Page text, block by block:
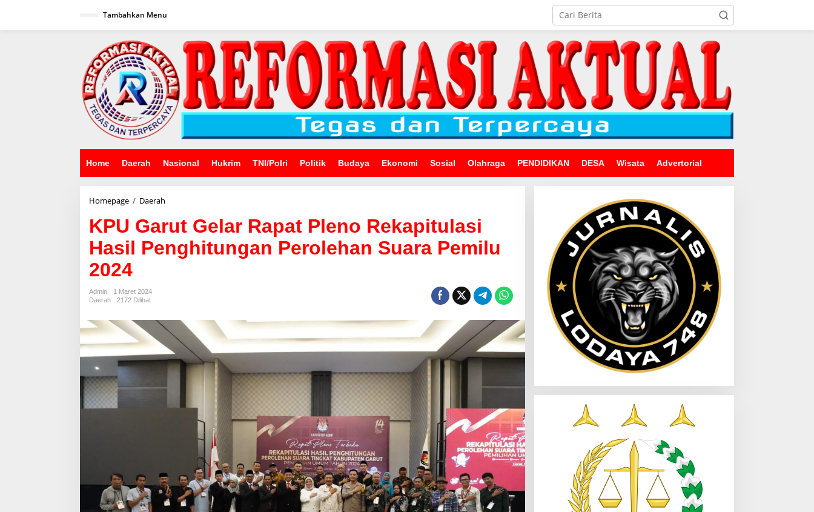
Tambahkan Menu
Home Daerah Nasional Hukrim TNI/Polri Politik Budaya Ekonomi Sosial Olahraga PENDIDIKAN DESA Wisata Advertorial
Homepage / Daerah
Gelar
Rapat
Pleno
Rekapitulasi
2024
KPU Garut Gelar Rapat Pleno Rekapitulasi
Hasil Penghitungan Perolehan Suara Pemilu
2024
Admin
1 Maret 2024
Daerah
2172 Dilihat